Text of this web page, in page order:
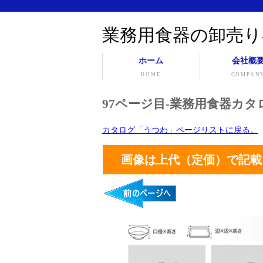
業務用食器の卸売
ホーム
HOME
会社概
97ページ目-業務用食器カタ
カタログ「うつわ」ページリストに戻る。
画像は上代（定価）で記